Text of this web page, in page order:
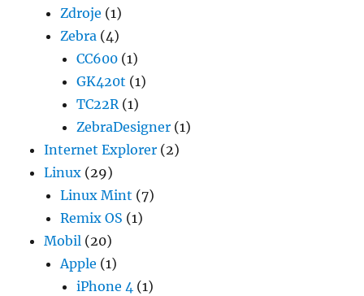
Zdroje (1)
Zebra (4)
CC600 (1)
GK420t (1)
TC22R(1)
ZebraDesigner (1)
Internet Explorer (2)
Linux (29)
Linux Mint (7)
Remix OS (1)
Mobil (20)
Apple (1)
iPhone 4 (1)